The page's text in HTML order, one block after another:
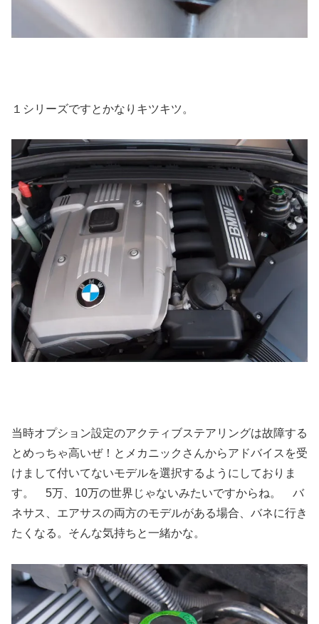
１シリーズですとかなりキツキツ。
当時オプション設定のアクティブステアリングは故障する
とめっちゃ高いぜ！とメカニックさんからアドバイスを受
けまして付いてないモデルを選択するようにしておりま
す。 5万、10万の世界じゃないみたいですからね。 バ
ネサス、エアサスの両方のモデルがある場合、バネに行き
たくなる。そんな気持ちと一緒かな。